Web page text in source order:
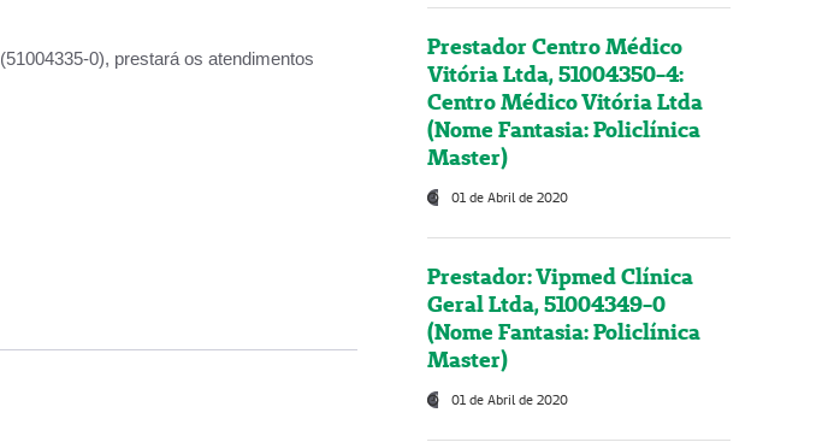
(51004335-0), prestará os atendimentos
Prestador Centro Médico
Vitória Ltda, 51004350-4:
Centro Médico Vitória Ltda
(Nome Fantasia: Policlínica
Master)
01 de Abril de 2020
Prestador: Vipmed Clínica
Geral Ltda, 51004349-0
(Nome Fantasia: Policlínica
Master)
01 de Abril de 2020